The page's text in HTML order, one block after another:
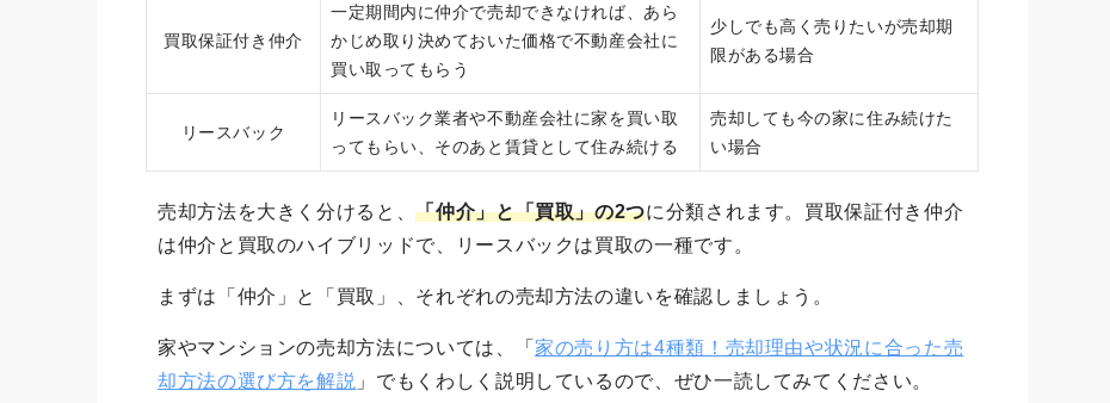
買取保証付き仲介
一定期間内に仲介で売却できなければ、あら
かじめ取り決めておいた価格で不動産会社に
買い取ってもらう
少しでも高く売りたいが売却期
限がある場合
リースバック
リースバック業者や不動産会社に家を買い取
ってもらい、そのあと賃貸として住み続ける
売却しても今の家に住み続けた
い場合
売却方法を大きく分けると、「仲介」と「買取」の2つに分類されます。買取保証付き仲介
は仲介と買取のハイブリッドで、リースバックは買取の一種です。
まずは「仲介」と「買取」、それぞれの売却方法の違いを確認しましょう。
家やマンションの売却方法については、「 家の売り方は4種類！売却理由や状況に合った売
却方法の選び方を解説 」でもくわしく説明しているので、ぜひ一読してみてください。